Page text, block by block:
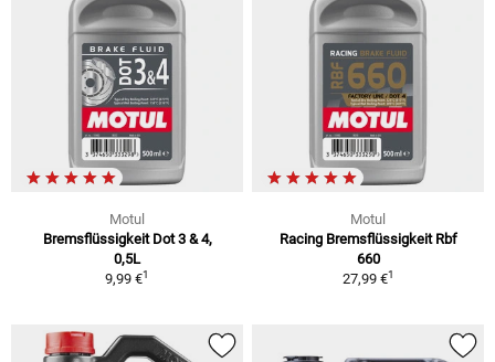
Motul
Bremsflüssigkeit Dot 3 & 4,
0,5L
9,99 €1
Motul
Racing Bremsflüssigkeit Rbf
660
27,99 €1